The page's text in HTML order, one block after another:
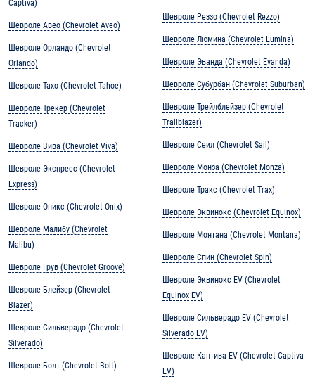
Captiva)
Шевроле Авео (Chevrolet Aveo)
Шевроле Орландо (Chevrolet
Orlando)
Шевроле Тахо (Chevrolet Tahoe)
Шевроле Трекер (Chevrolet
Tracker)
Шевроле Вива (Chevrolet Viva)
Шевроле Экспресс (Chevrolet
Express)
Шевроле Оникс (Chevrolet Onix)
Шевроле Малибу (Chevrolet
Malibu)
Шевроле Грув (Chevrolet Groove)
Шевроле Блейзер (Chevrolet
Blazer)
Шевроле Сильверадо (Chevrolet
Silverado)
Шевроле Болт (Chevrolet Bolt)
Шевроле Реззо (Chevrolet Rezzo)
Шевроле Люмина (Chevrolet Lumina)
Шевроле Эванда (Chevrolet Evanda)
Шевроле Субурбан (Chevrolet Suburban)
Шевроле Трейлблейзер (Chevrolet
Trailblazer)
Шевроле Сеил (Chevrolet Sail)
Шевроле Монза (Chevrolet Monza)
Шевроле Тракс (Chevrolet Trax)
Шевроле Эквинокс (Chevrolet Equinox)
Шевроле Монтана (Chevrolet Montana)
Шевроле Спин (Chevrolet Spin)
Шевроле Эквинокс EV (Chevrolet
Equinox EV)
Шевроле Сильверадо EV (Chevrolet
Silverado EV)
Шевроле Каптива EV (Chevrolet Captiva
EV)